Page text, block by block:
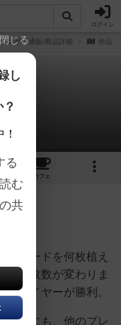
ログイン
ンザの通販/商品詳細 作品デ
カフェ
のカードを何枚植え
ンの枚数が変わりま
プレイヤーが勝利。
以外にも、他のプレ
閉じる
し
る
む
共